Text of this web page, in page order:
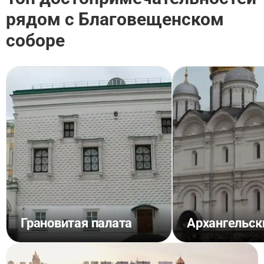
рядом с Благовещенском
соборе
Грановитая палата